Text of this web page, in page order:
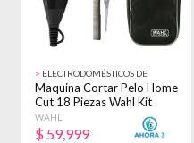
> ELECTRODOMÉSTICOS DE
BELLEZA
Maquina Cortar Pelo Home
Cut 18 Piezas Wahl Kit
Profesional Color Negro
Negro
WAHL
$ 59,999